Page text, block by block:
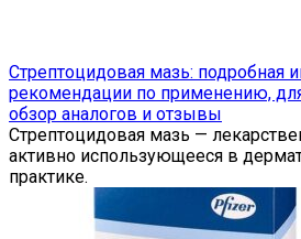
Стрептоцидовая мазь: подробная
рекомендации по применению, для
обзор аналогов и отзывы
Стрептоцидовая мазь —
активно использующееся в
практике.